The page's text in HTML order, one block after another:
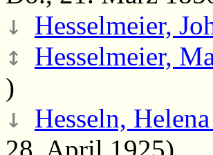
↓ Hesselmeier,
↕ Hesselmeier,
)
↓ Hesseln,